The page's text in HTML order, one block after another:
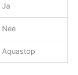
Ja
Nee
Aquastop